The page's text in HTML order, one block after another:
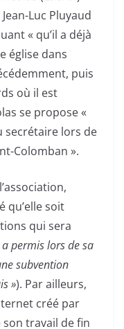
Luc Pluyaud
« qu’il a déjà
église dans
puis
où il est
se propose «
secrétaire lors de
Colomban ».
qu’elle soit
qui sera
a permis lors de sa
subvention
»). Par ailleurs,
créé par
travail de fin